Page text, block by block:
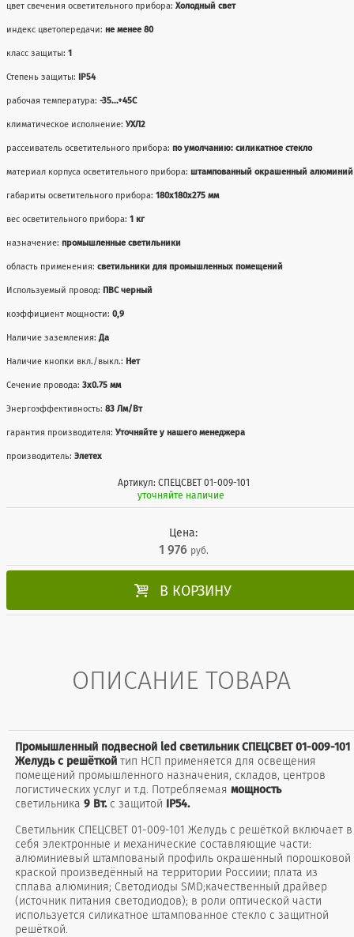
цвет свечения осветительного прибора:Холодный свет
индекс цветопередачи:не менее 80
класс защиты:1
Степень защиты: IP54
рабочая температура:-35...+45С
климатическое исполнение:УХЛ2
рассеиватель осветительного прибора:по умолчанию: силикатное стекло
материал корпуса осветительного прибора:штампованный окрашенный алюминий
габариты осветительного прибора:180x180x275 мм
вес осветительного прибора:1 кг
назначение:промышленные светильники
область применения:светильники для промышленных помещений
Используемый провод: ПВС черный
коэффициент мощности:0,9
Наличие заземления:Да
Наличие кнопки вкл./выкл.: Нет
Сечение провода:3х0.75 мм
Энергоэффективность:83 Лм/Вт
гарантия производителя:Уточняйте у нашего менеджера
производитель:Элетех
Артикул: СПЕЦСВЕТ 01-009-101
уточняйте наличие
Цена:
1 976 руб.
 В КОРЗИНУ
ОПИСАНИЕ ТОВАРА
Промышленный подвесной led светильник СПЕЦСВЕТ 01-009-101
Желудь с решёткой тип НСП применяется для освещения
помещений промышленного назначения, складов, центров
логистических услуг и т.д. Потребляемая мощность
светильника 9 Вт. с защитой IP54.
Светильник СПЕЦСВЕТ 01-009-101 Желудь с решёткой включает в
себя электронные и механические составляющие части:
алюминиевый штампованый профиль окрашенный порошковой
краской произведённый на территории Россиии; плата из
сплава алюминия; Светодиоды SMD;качественный драйвер
(источник питания светодиодов); в роли оптической части
используется силикатное штампованное стекло с защитной
решёткой.